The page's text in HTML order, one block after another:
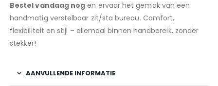
Bestel vandaag nog en ervaar het gemak van een
handmatig verstelbaar zit/sta bureau. Comfort,
flexibiliteit en stijl – allemaal binnen handbereik, zonder
stekker!
AANVULLENDE INFORMATIE